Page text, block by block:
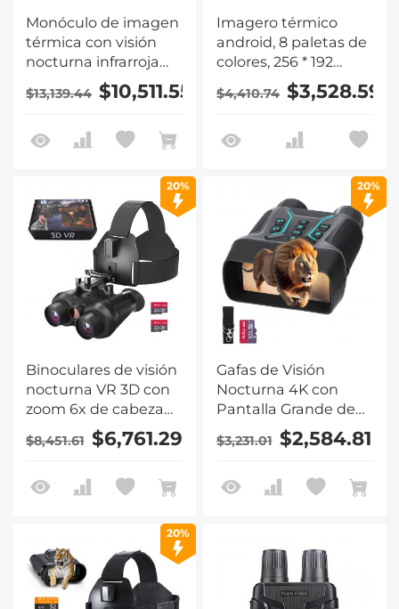
Monóculo de imagen
térmica con visión
nocturna infrarroja
4K, frecuencia de
cuadro de 60Hz, ＜
$13,139.44 $10,511.55
Imagero térmico
android, 8 paletas de
colores, 256 * 192
píxeles infrarrojos,
tasa de actualización
$4,410.74 $3,528.59
20%
Binoculares de visión
nocturna VR 3D con
zoom 6x de cabeza
$8,451.61 $6,761.29
20%
Gafas de Visión
Nocturna 4K con
Pantalla Grande de
4.5 pulgadas,
Botones
Alcance de 1312 pies
$3,231.01 $2,584.81
20%